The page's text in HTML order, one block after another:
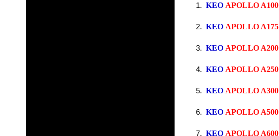
KEO APOLLO A100
KEO APOLLO A175
KEO APOLLO A200
KEO APOLLO A250
KEO APOLLO A300
KEO APOLLO A500
KEO APOLLO A600